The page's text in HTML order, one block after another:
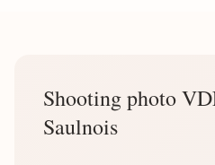
Shooting photo
Saulnois